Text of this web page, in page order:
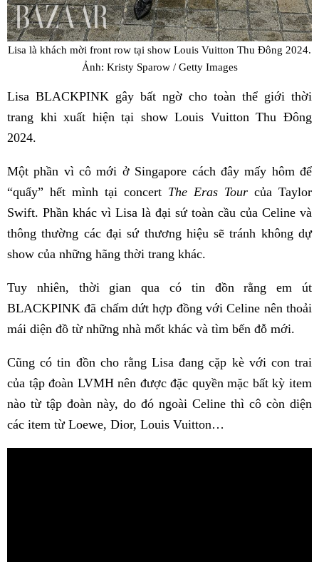
Lisa là khách mời front row tại show Louis Vuitton Thu Đông 2024.
Ảnh: Kristy Sparow / Getty Images
Lisa BLACKPINK gây bất ngờ cho toàn thể giới thời
trang khi xuất hiện tại show Louis Vuitton Thu Đông
2024.
Một phần vì cô mới ở Singapore cách đây mấy hôm để
“quẩy” hết mình tại concert The Eras Tour của Taylor
Swift. Phần khác vì Lisa là đại sứ toàn cầu của Celine và
thông thường các đại sứ thương hiệu sẽ tránh không dự
show của những hãng thời trang khác.
Tuy nhiên, thời gian qua có tin đồn rằng em út
BLACKPINK đã chấm dứt hợp đồng với Celine nên thoải
mái diện đồ từ những nhà mốt khác và tìm bến đỗ mới.
Cũng có tin đồn cho rằng Lisa đang cặp kè với con trai
của tập đoàn LVMH nên được đặc quyền mặc bất kỳ item
nào từ tập đoàn này, do đó ngoài Celine thì cô còn diện
các item từ Loewe, Dior, Louis Vuitton…